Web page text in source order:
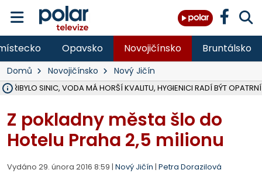
Opavsko Novojičínsko Bruntálsko
Domů Novojičínsko Nový Jičín
PŘIBYLO SINIC, VODA MÁ HORŠÍ KVALITU, HYGIENICI RADÍ BÝT OPATRNÍ
Z pokladny města šlo do
Hotelu Praha 2,5 milionu
Vydáno 29. února 2016 8:59 | Nový Jičín | Petra Dorazilová